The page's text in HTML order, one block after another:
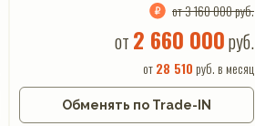
от 3 160 000 руб.
от 2 660 000руб.
от28 510 руб. в месяц
Обменять по Trade-IN